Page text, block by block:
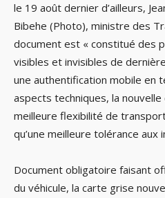
le 19 août dernier d’ailleurs,
Bibehe (Photo), ministre des
document est « constitué des
visibles et invisibles de
une authentification mobile en
aspects techniques, la
meilleure flexibilité de
qu’une meilleure tolérance aux
Document obligatoire faisant
du véhicule, la carte grise